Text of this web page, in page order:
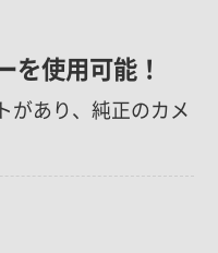
を使用可能！
があり、純正のカメ